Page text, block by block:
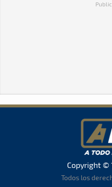
Copyright ©
Todos los